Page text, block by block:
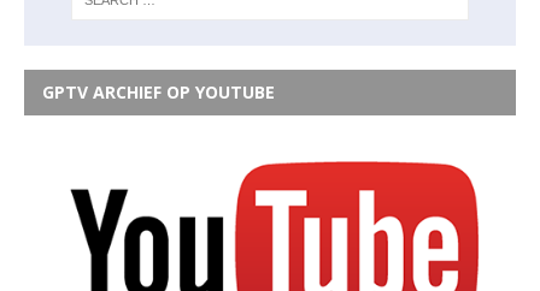
GPTV ARCHIEF OP YOUTUBE